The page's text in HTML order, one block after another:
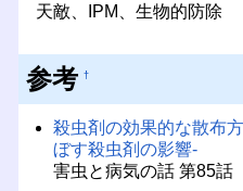
天敵、IPM、生物的防除
参考 †
殺虫剤の効果的な散布
ぼす殺虫剤の影響-
害虫と病気の話 第85